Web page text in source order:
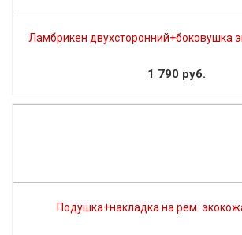
Ламбрикен двухсторонний+боковушка
1 790 руб.
Подушка+накладка на рем.